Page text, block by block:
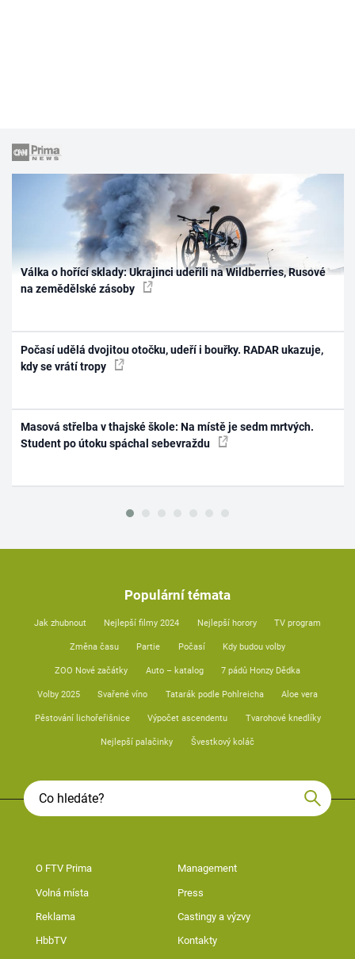
Válka o hořící sklady: Ukrajinci udeřili na Wildberries, Rusové
na zemědělské zásoby
Počasí udělá dvojitou otočku, udeří i bouřky. RADAR ukazuje,
kdy se vrátí tropy
Masová střelba v thajské škole: Na místě je sedm mrtvých.
Student po útoku spáchal sebevraždu
Populární témata
Jak zhubnout Nejlepší filmy 2024 Nejlepší horory TV program
Změna času Partie Počasí Kdy budou volby
ZOO Nové začátky Auto – katalog 7 pádů Honzy Dědka
Volby 2025 Svařené víno Tatarák podle Pohlreicha Aloe vera
Pěstování lichořeřišnice Výpočet ascendentu Tvarohové knedlíky
Nejlepší palačinky Švestkový koláč
O FTV Prima Management
Volná místa Press
Reklama Castingy a výzvy
HbbTV Kontakty